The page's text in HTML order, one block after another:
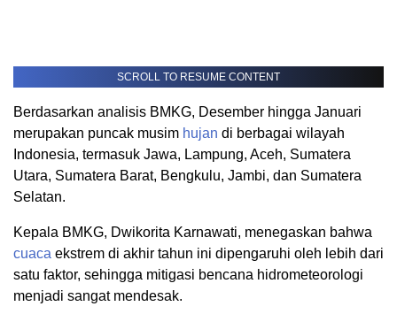
SCROLL TO RESUME CONTENT
Berdasarkan analisis BMKG, Desember hingga Januari
merupakan puncak musim hujan di berbagai wilayah
Indonesia, termasuk Jawa, Lampung, Aceh, Sumatera
Utara, Sumatera Barat, Bengkulu, Jambi, dan Sumatera
Selatan.
Kepala BMKG, Dwikorita Karnawati, menegaskan bahwa
cuaca ekstrem di akhir tahun ini dipengaruhi oleh lebih dari
satu faktor, sehingga mitigasi bencana hidrometeorologi
menjadi sangat mendesak.